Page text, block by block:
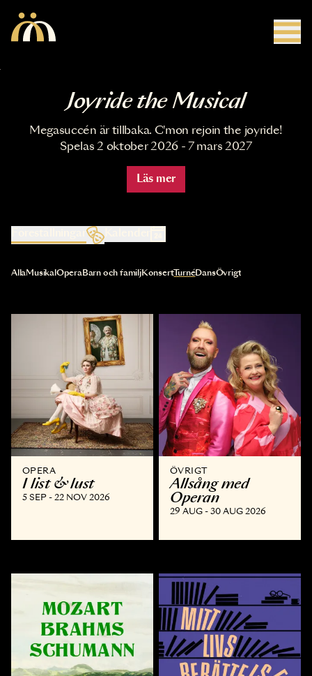
Joyride the Musical
Megasuccén är tillbaka. C'mon rejoin the joyride!
Spelas 2 oktober 2026 - 7 mars 2027
Läs mer
Kalender
Val av kategori uppdaterar innehållet automatiskt
AllaMusikal OperaBarn och familjKonsertTurnéDansÖvrigt
OPERA
I list & lust
5 SEP - 22 NOV 2026
ÖVRIGT
Allsång med
Operan
29 AUG - 30 AUG 2026